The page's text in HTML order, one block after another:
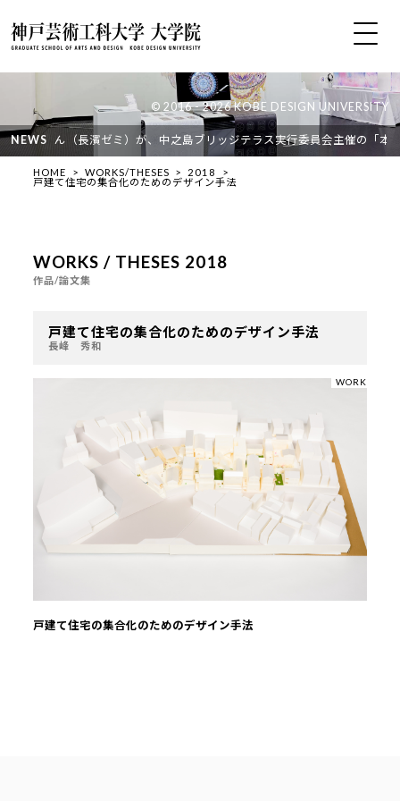
NEWS
鐘さん（長濱ゼミ）が、中之島ブリッジテラス実行委員会主催の「本
© 2016 - 2026 KOBE DESIGN UNIVERSITY
HOME WORKS/THESES
2018
戸建て住宅の集合化のためのデザイン手法
WORKS / THESES 2018
作品/論文集
戸建て住宅の集合化のためのデザイン手法
長峰 秀和
WORK
戸建て住宅の集合化のためのデザイン手法